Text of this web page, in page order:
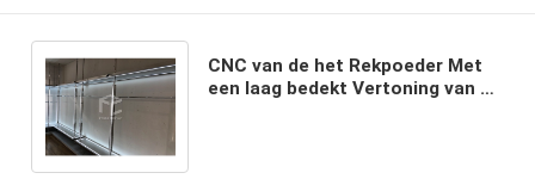
CNC van de het Rekpoeder Met
een laag bedekt Vertoning van de